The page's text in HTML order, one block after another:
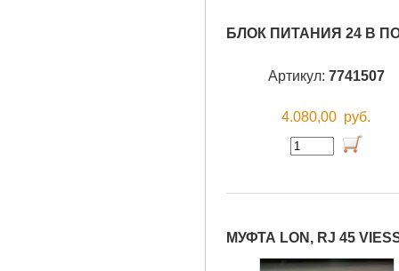
БЛОК ПИТАНИЯ 24 В
Артикул: 7741507
4.080,00 руб.
МУФТА LON, RJ 45